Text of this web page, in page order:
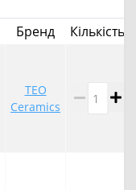
Бренд Кількість
TEO
Ceramics